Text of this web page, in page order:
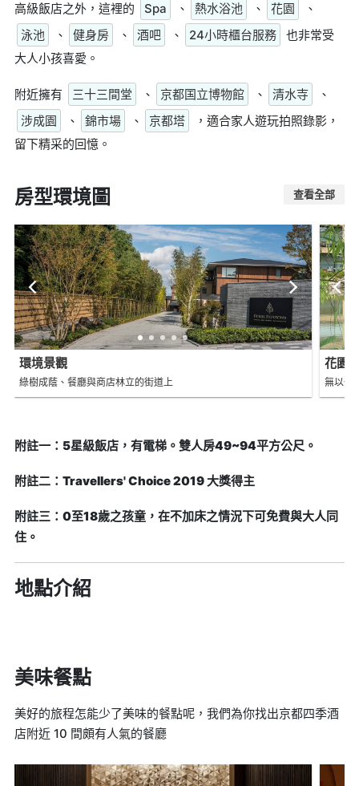
高級飯店之外，這裡的
Spa 、 熱水浴池 、 花園
、
泳池
、 健身房 、 酒吧 、 24小時櫃台服務
也非常受
大人小孩喜愛。
附近擁有 三十三間堂 、 京都国立博物館 、 清水寺
、
涉成園
、 錦市場 、 京都塔
，適合家人遊玩拍照錄影，
留下精采的回憶。
房型環境圖 查看全部
環境景觀
綠樹成蔭、餐廳與商店林立的街道上
花園
無以倫
附註一：5星級飯店，有電梯。雙人房49~94平方公尺。
附註二：Travellers' Choice 2019 大獎得主
附註三：0至18歲之孩童，在不加床之情況下可免費與大人同
住。
地點介紹
美味餐點
美好的旅程怎能少了美味的餐點呢，我們為你找出京都四季酒
店附近 10 間頗有人氣的餐廳